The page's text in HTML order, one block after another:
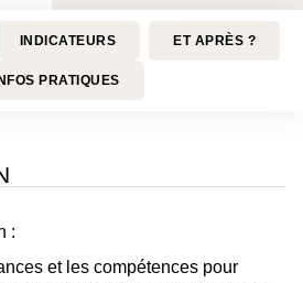
INDICATEURS ET APRÈS ?
INFOS PRATIQUES
:
et les compétences pour